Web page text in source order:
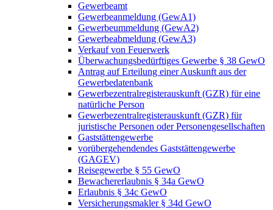
Gewerbeamt
Gewerbeanmeldung (GewA1)
Gewerbeummeldung (GewA2)
Gewerbeabmeldung (GewA3)
Verkauf von Feuerwerk
Überwachungsbedürftiges Gewerbe § 38 GewO
Antrag auf Erteilung einer Auskunft aus der
Gewerbedatenbank
Gewerbezentralregisterauskunft (GZR) für eine
natürliche Person
Gewerbezentralregisterauskunft (GZR) für
juristische Personen oder Personengesellschaften
Gaststättengewerbe
vorübergehendendes Gaststättengewerbe
(GAGEV)
Reisegewerbe § 55 GewO
Bewachererlaubnis § 34a GewO
Erlaubnis § 34c GewO
Versicherungsmakler § 34d GewO